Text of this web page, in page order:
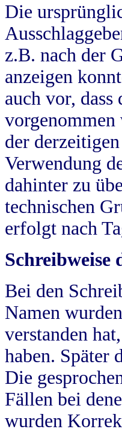
Die
z.B. nach der
anzeigen
auch vor,
der
Verwendung
dahinter zu
technischen
erfolgt nach
Schreibweise
Bei den
Namen
verstanden
haben. Später
Die
Fällen bei
wurden